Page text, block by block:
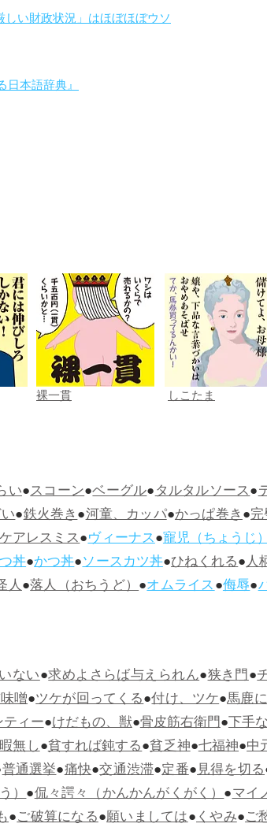
い財政状況」はほぼほぼウソ
本語辞典』
裸一貫 しこたま
い●スコーン●ベーグル●タルタルソース●
●鉄火巻き●河童、カッパ●かっぱ巻き●
ケアレスミス●ヴィーナス●寵児（ちょうじ
丼●かつ丼●ソースカツ丼●ひねくれる●人
人●落人（おちうど）●オムライス●侮辱●
ない●求めよさらば与えられん●狭き門●
噌●ツケが回ってくる●付け、ツケ●馬鹿
ィー●けだもの、獣●骨皮筋右衛門●下手
無し●貧すれば鈍する●貧乏神●七福神●中
普通選挙●痛快●交通渋滞●定番●見得を切る
）●侃々諤々（かんかんがくがく）●マイ
●ご破算になる●願いましては●くやみ●ご